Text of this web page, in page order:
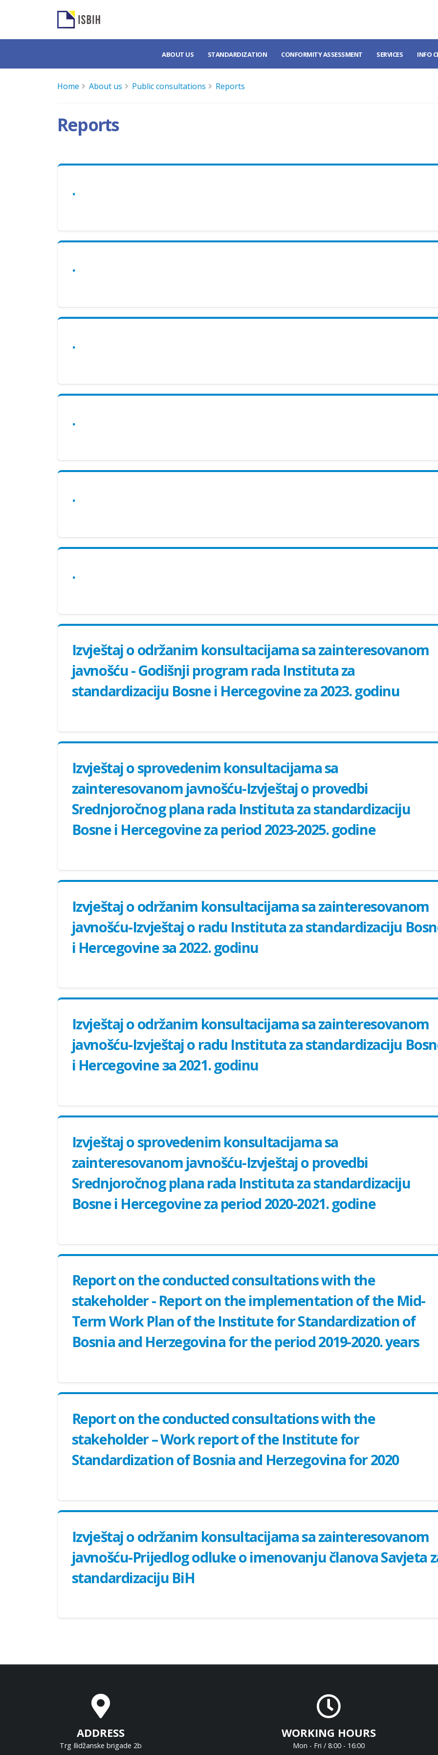
ABOUT US STANDARDIZATION CONFORMITY ASSESSMENT SERVICES INFO
Home About us Public consultations Reports
Reports
.
.
.
.
.
.
Izvještaj o održanim konsultacijama sa zainteresovanom
javnošću - Godišnji program rada Instituta za
standardizaciju Bosne i Hercegovine za 2023. godinu
Izvještaj o sprovedenim konsultacijama sa
zainteresovanom javnošću-Izvještaj o provedbi
Srednjoročnog plana rada Instituta za standardizaciju
Bosne i Hercegovine za period 2023-2025. godine
Izvještaj o održanim konsultacijama sa zainteresovanom
javnošću-Izvještaj o radu Instituta za standardizaciju
i Hercegovine за 2022. godinu
Izvještaj o održanim konsultacijama sa zainteresovanom
javnošću-Izvještaj o radu Instituta za standardizaciju
i Hercegovine за 2021. godinu
Izvještaj o sprovedenim konsultacijama sa
zainteresovanom javnošću-Izvještaj o provedbi
Srednjoročnog plana rada Instituta za standardizaciju
Bosne i Hercegovine za period 2020-2021. godinе
Report on the conducted consultations with the
stakeholder - Report on the implementation of the Mid-
Term Work Plan of the Institute for Standardization of
Bosnia and Herzegovina for the period 2019-2020. years
Report on the conducted consultations with the
stakeholder – Work report of the Institute for
Standardization of Bosnia and Herzegovina for 2020
Izvještaj o održanim konsultacijama sa zainteresovanom
javnošću-Prijedlog odluke o imenovanju članova Savjeta
standardizaciju BiH
ADDRESS
Trg Ilidžanske brigade 2b
WORKING HOURS
Mon - Fri / 8:00 - 16:00